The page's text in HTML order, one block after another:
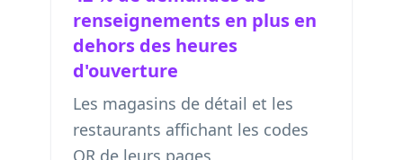
renseignements en plus en
dehors des heures
d'ouverture
Les magasins de détail et les
restaurants affichant les codes
QR de leurs pages